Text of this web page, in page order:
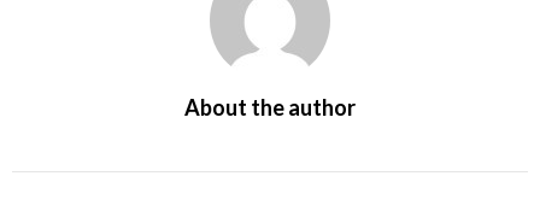
About the author